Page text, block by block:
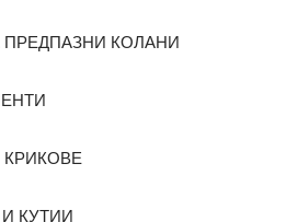
КОЛАНИ
КУТИИ